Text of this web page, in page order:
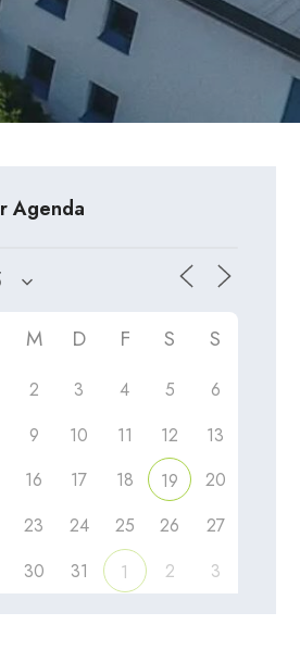
Agenda
M D F S S
2 3 4 5
6
9 10 11 12
13
16 17 18 19
20
23 24 25 26
27
30 31 1 2 3